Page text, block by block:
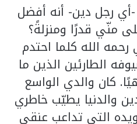
-أي رجل دين- أنه أفضل
منّي قدرًا ومنزلةً؟
الله كلما احتدم
الطارئين الذين ما
كان والدي الواسع
والدنيا يطيّب خاطري
التي تداعب عنقي